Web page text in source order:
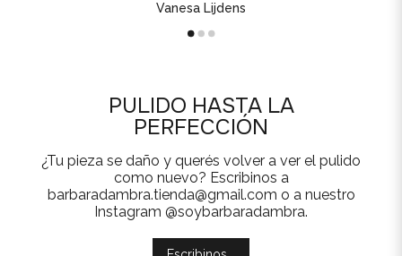
Vanesa Lijdens
PULIDO HASTA LA
PERFECCIÓN
¿Tu pieza se daño y querés volver a ver el pulido
como nuevo? Escribinos a
barbaradambra.tienda@gmail.com o a nuestro
Instagram @soybarbaradambra.